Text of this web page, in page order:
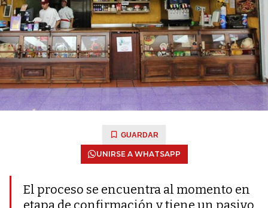
GUARDAR
UNIRSE A WHATSAPP
El proceso se encuentra al momento en
etapa de confirmación y tiene un pasivo